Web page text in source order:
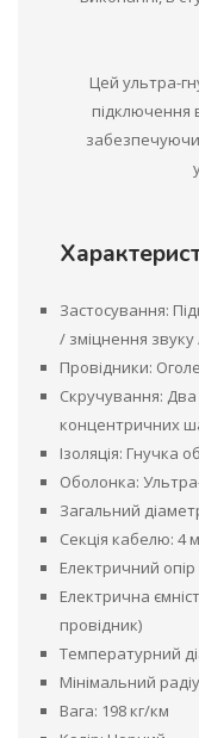
Цей ультра-
підключення
забезпечуючи
Застосування:
/ зміцнення звуку
Провідники:
Скручування: Два
концентричних
Ізоляція: Гнучка
Оболонка:
Загальний
Секція кабелю: 4
Електричний
Електрична
провідник)
Температурний
Мінімальний
Вага: 198 кг/км